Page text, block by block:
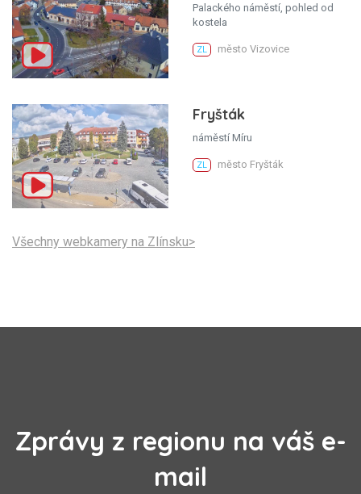
Palackého náměstí, pohled od
kostela
ZL město Vizovice
Fryšták
náměstí Míru
ZL město Fryšták
Všechny webkamery na Zlínsku>
Zprávy z regionu na váš e-
mail